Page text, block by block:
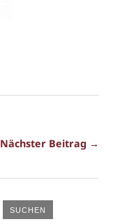
Nächster Beitrag →